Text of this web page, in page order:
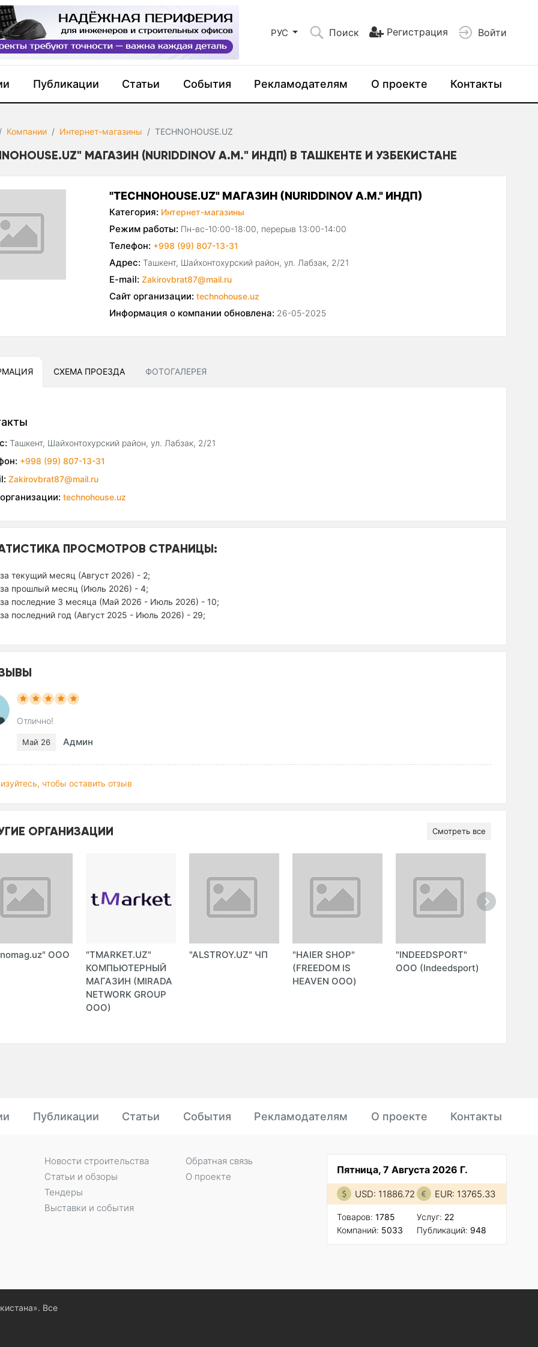
РУС Поиск Регистрация Войти
Публикации Статьи События Рекламодателям О проекте Контакты
Компании Интернет-магазины TECHNOHOUSE.UZ
МАГАЗИН (NURIDDINOV A.M." ИНДП) В ТАШКЕНТЕ И УЗБЕКИСТАНЕ
"TECHNOHOUSE.UZ" МАГАЗИН (NURIDDINOV A.M." ИНДП)
Категория: Интернет-магазины
Режим работы: Пн-вс-10:00-18:00, перерыв 13:00-14:00
Телефон: +998 (99) 807-13-31
Адрес: Ташкент, Шайхонтохурский район, ул. Лабзак, 2/21
E-mail: Zakirovbrat87@mail.ru
Сайт организации: technohouse.uz
Информация о компании обновлена: 26-05-2025
СХЕМА ПРОЕЗДА ФОТОГАЛЕРЕЯ
Ташкент, Шайхонтохурский район, ул. Лабзак, 2/21
+998 (99) 807-13-31
Zakirovbrat87@mail.ru
technohouse.uz
ПРОСМОТРОВ СТРАНИЦЫ:
за текущий месяц (Август 2026) - 2;
за прошлый месяц (Июль 2026) - 4;
за последние 3 месяца (Май 2026 - Июль 2026) - 10;
за последний год (Август 2025 - Июль 2026) - 29;
Отлично!
Май 26 Админ
чтобы оставить отзыв
ОРГАНИЗАЦИИ Смотреть все
ООО
"TMARKET.UZ"
КОМПЬЮТЕРНЫЙ
МАГАЗИН (MIRADA
NETWORK GROUP
ООО)
"ALSTROY.UZ" ЧП
"HAIER SHOP"
(FREEDOM IS
HEAVEN ООО)
"INDEEDSPORT"
ООО (Indeedsport)
Публикации Статьи События Рекламодателям О проекте Контакты
Пятница, 7 Августа 2026 Г.
USD: 11886.72 EUR: 13765.33
Товаров: 1785
Компаний: 5033
Услуг: 22
Публикаций: 948
Новости строительства
Статьи и обзоры
Тендеры
Выставки и события
Обратная связь
О проекте
Все